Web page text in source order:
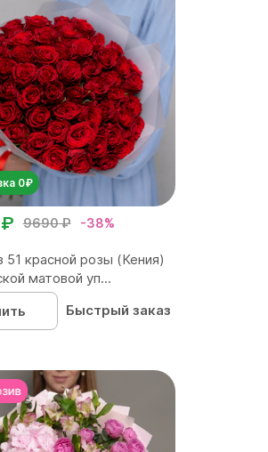
0₽
9690 ₽ -38%
51 красной розы (Кения)
матовой уп...
Быстрый заказ